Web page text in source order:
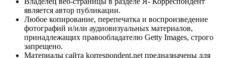
является автор публикации.
Любое копирование, перепечатка и воспроизведение
фотографий и/или аудиовизуальных материалов,
принадлежащих правообладателю Getty Images, строго
запрещено.
Материалы сайта korrespondent.net предназначены для